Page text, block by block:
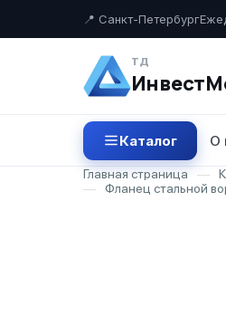
📍 Санкт-Петербург
ТД
Каталог О
Главная страница —
—
Фланец стальной